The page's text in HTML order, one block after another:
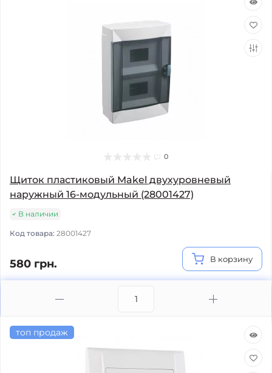
0
Щиток пластиковый Makel двухуровневый
наружный 16-модульный (28001427)
В наличии
Код товара: 28001427
580 грн. В корзину
топ продаж